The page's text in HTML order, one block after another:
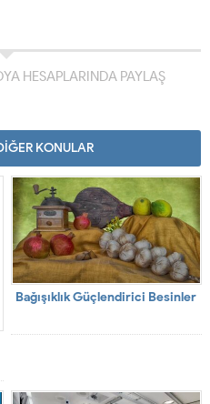
HESAPLARINDA PAYLAŞ
KONULAR
Bağışıklık Güçlendirici Besinler